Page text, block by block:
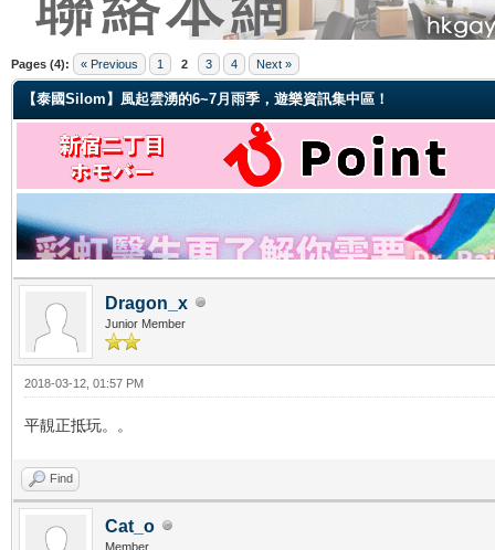
Pages (4): « Previous 1 2 3 4 Next »
【泰國Silom】風起雲湧的6~7月雨季，遊樂資訊集中區！
Dragon_x
Junior Member
2018-03-12, 01:57 PM
平靚正抵玩。。
Find
Cat_o
Member